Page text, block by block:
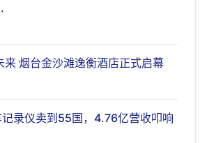
来 烟台金沙滩逸衡酒店正式启幕
录仪卖到55国，4.76亿营收叩响